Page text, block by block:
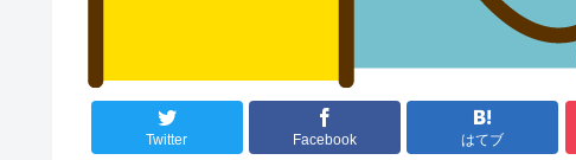
Twitter Facebook はてブ